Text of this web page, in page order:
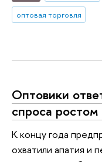
оптовая торговля
Оптовики
спроса
К концу года
охватили апатия и